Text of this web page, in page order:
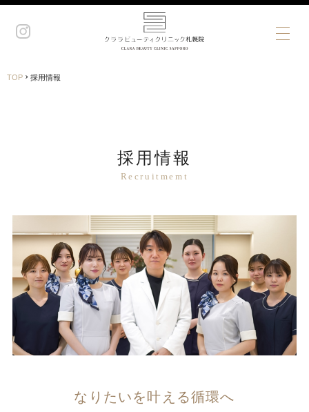
TOP › 採用情報
採用情報
Recruitmemt
なりたいを叶える循環へ